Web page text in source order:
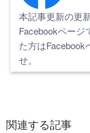
本記事更新の更
Facebookページ
た方はFacebook
せ。
関連する記事